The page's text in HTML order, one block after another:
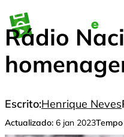
Pular
para
o
conteúdo
Rádio
Escrito:Henrique Neves
Actualizado: 6 jan 2023